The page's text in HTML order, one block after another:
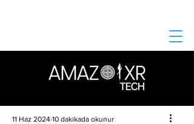
11 Haz 2024 10 dakikada okunur